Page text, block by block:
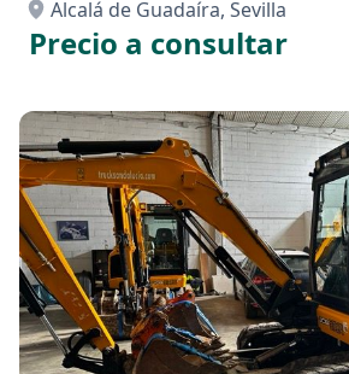
Alcalá de Guadaíra, Sevilla
Precio a consultar